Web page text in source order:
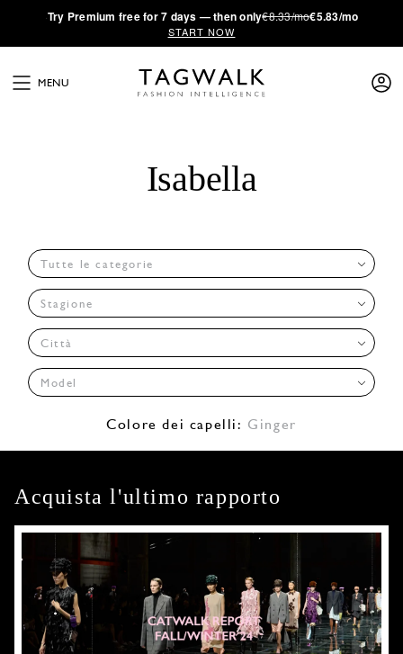
·Try Premium free for 7 days — then only€8.33/mo€5.83/mo
START NOW
MENU
Isabella
Tutte le categorie
Stagione
Città
Model
Colore dei capelli: Ginger
Acquista l'ultimo rapporto